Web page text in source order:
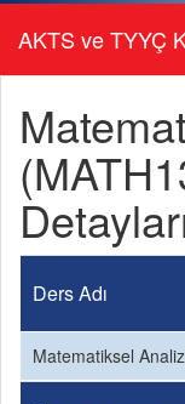
AKTS ve TYYÇ
Ders Adı
Matematiksel